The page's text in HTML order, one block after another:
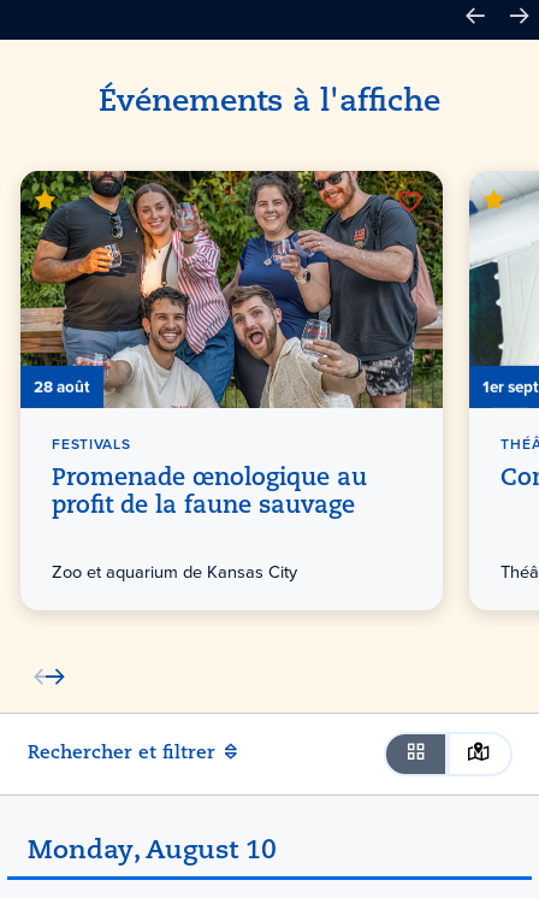
Événements à l'affiche
28 août
FESTIVALS
Promenade œnologique au
profit de la faune sauvage
Zoo et aquarium de Kansas City
1er
Rechercher et filtrer
Monday, August 10